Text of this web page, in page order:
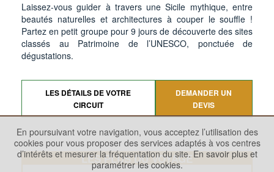
Laissez-vous guider à travers une Sicile mythique, entre
beautés naturelles et architectures à couper le souffle !
Partez en petit groupe pour 9 jours de découverte des sites
classés au Patrimoine de l’UNESCO, ponctuée de
dégustations.
LES DÉTAILS DE VOTRE
CIRCUIT
DEMANDER UN
DEVIS
LES PLUS DU VOYAGE
En poursuivant votre navigation, vous acceptez l’utilisation des
cookies pour vous proposer des services adaptés à vos centres
d’intérêts et mesurer la fréquentation du site. En savoir plus et
paramétrer les cookies.